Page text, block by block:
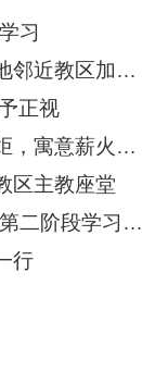
习
澳门黎鸿升主教鼓励教友与内地邻近教区加强交流
正视
澳门：基督徒合一活动传送火炬，寓意薪火相传
区主教座堂
澳门：2008年司铎培训班展开第二阶段学习交流
行